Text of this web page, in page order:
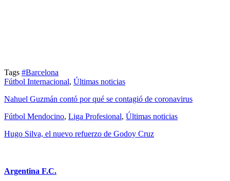
Tags #Barcelona
Fútbol Internacional, Últimas noticias
Nahuel Guzmán contó por qué se contagió de coronavirus
Fútbol Mendocino, Liga Profesional, Últimas noticias
Hugo Silva, el nuevo refuerzo de Godoy Cruz
Argentina F.C.